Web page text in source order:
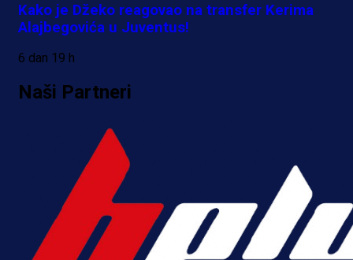
Kako je Džeko reagovao na transfer Kerima
Alajbegovića u Juventus!
6 dan 19 h
Naši Partneri